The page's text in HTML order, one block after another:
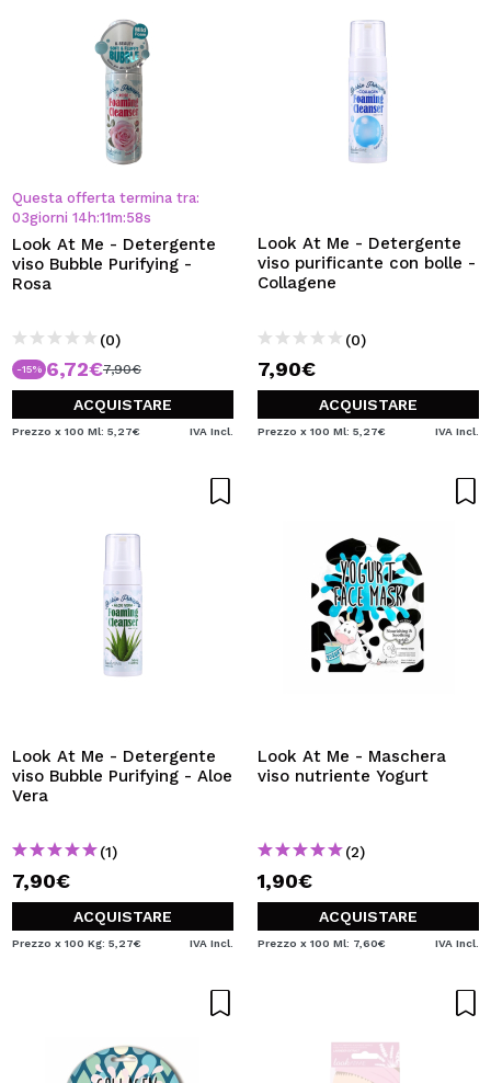
Questa offerta termina tra:
03giorni 14 h:11m:57s
Look At Me - Detergente
viso Bubble Purifying -
Rosa
(0)
-15% 6,72€7,90€
ACQUISTARE
Prezzo x 100 Ml: 5,27€ IVA Incl.
Look At Me - Detergente
viso purificante con bolle -
Collagene
(0)
7,90€
ACQUISTARE
Prezzo x 100 Ml: 5,27€ IVA Incl.
Look At Me - Detergente
viso Bubble Purifying - Aloe
Vera
(1)
7,90€
ACQUISTARE
Prezzo x 100 Kg: 5,27€ IVA Incl.
Look At Me - Maschera
viso nutriente Yogurt
(2)
1,90€
ACQUISTARE
Prezzo x 100 Ml: 7,60€ IVA Incl.